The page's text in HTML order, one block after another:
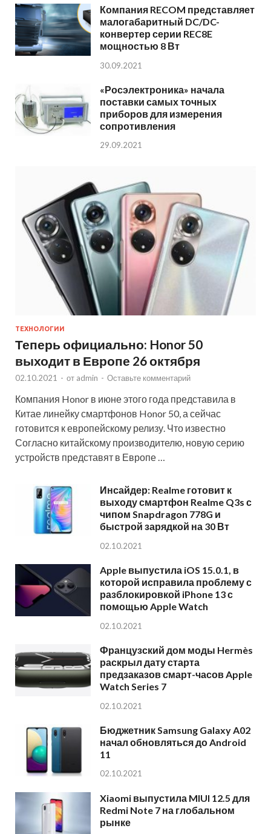
Компания RECOM представляет
малогабаритный DC/DC-
конвертер серии REC8E
мощностью 8 Вт
30.09.2021
«Росэлектроника» начала
поставки самых точных
приборов для измерения
сопротивления
29.09.2021
ТЕХНОЛОГИИ
Теперь официально: Honor 50
выходит в Европе 26 октября
02.10.2021 - от admin - Оставьте комментарий
Компания Honor в июне этого года представила в
Китае линейку смартфонов Honor 50, а сейчас
готовится к европейскому релизу. Что известно
Согласно китайскому производителю, новую серию
устройств представят в Европе …
Инсайдер: Realme готовит к
выходу смартфон Realme Q3s с
чипом Snapdragon 778G и
быстрой зарядкой на 30 Вт
02.10.2021
Apple выпустила iOS 15.0.1, в
которой исправила проблему с
разблокировкой iPhone 13 с
помощью Apple Watch
02.10.2021
Французский дом моды Hermès
раскрыл дату старта
предзаказов смарт-часов Apple
Watch Series 7
02.10.2021
Бюджетник Samsung Galaxy A02
начал обновляться до Android
11
02.10.2021
Xiaomi выпустила MIUI 12.5 для
Redmi Note 7 на глобальном
рынке